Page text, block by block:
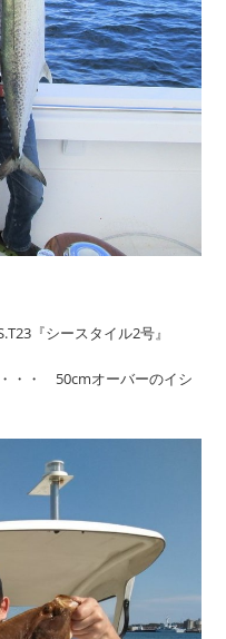
『シースタイル2号』
・・ 50cmオーバーのイシ